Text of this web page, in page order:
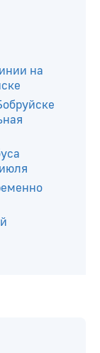
на